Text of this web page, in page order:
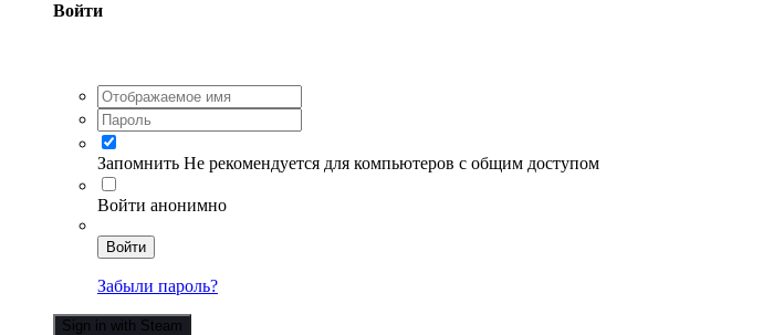
Войти
Запомнить Не рекомендуется для компьютеров с общим доступом
Войти анонимно
Войти
Забыли пароль?
Sign in with Steam